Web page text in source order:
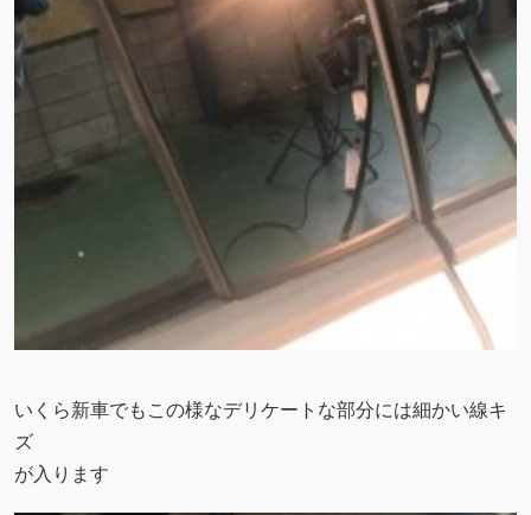
いくら新車でもこの様なデリケートな部分には細かい線キ
ズ
が入ります